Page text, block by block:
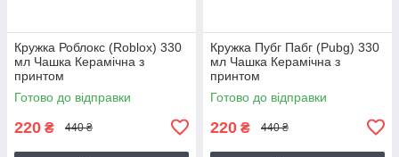
Кружка Роблокс (Roblox) 330
мл Чашка Керамічна з
принтом
Готово до відправки
220 ₴ 440 ₴
Кружка Пубг Пабг (Pubg) 330
мл Чашка Керамічна з
принтом
Готово до відправки
220 ₴ 440 ₴